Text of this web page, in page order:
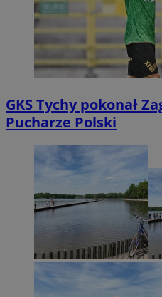
GKS Tychy pokonał
Pucharze Polski